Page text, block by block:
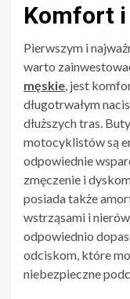
Komfort
Pierwszym i
warto
męskie , jest
długotrwałym
dłuższych tras.
motocyklistów są
odpowiednie
zmęczenie i
posiada także
wstrząsami i
odpowiednio
odciskom, które
niebezpieczne